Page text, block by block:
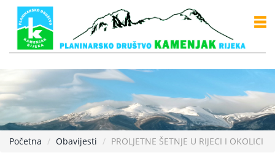
Početna Obavijesti PROLJETNE ŠETNJE U RIJECI I OKOLICI